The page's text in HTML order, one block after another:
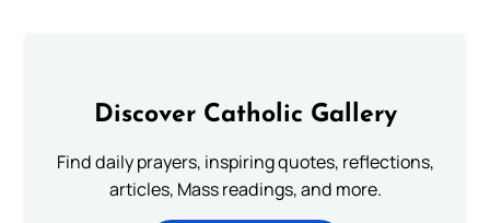
Discover Catholic Gallery
Find daily prayers, inspiring quotes, reflections,
articles, Mass readings, and more.